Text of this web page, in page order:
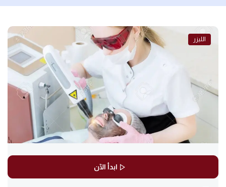
الليزر
ابدأ الآن